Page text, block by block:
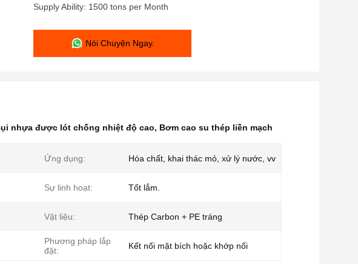
Supply Ability: 1500 tons per Month
Nói Chuyện Ngay.
nhựa được lót chống nhiệt độ cao, Bơm cao su thép liền mạch
Ứng dụng: Hóa chất, khai thác mỏ, xử lý nước, vv
Sự linh hoạt: Tốt lắm.
Vật liệu: Thép Carbon + PE tráng
Phương pháp lắp
đặt:
Kết nối mặt bích hoặc khớp nối